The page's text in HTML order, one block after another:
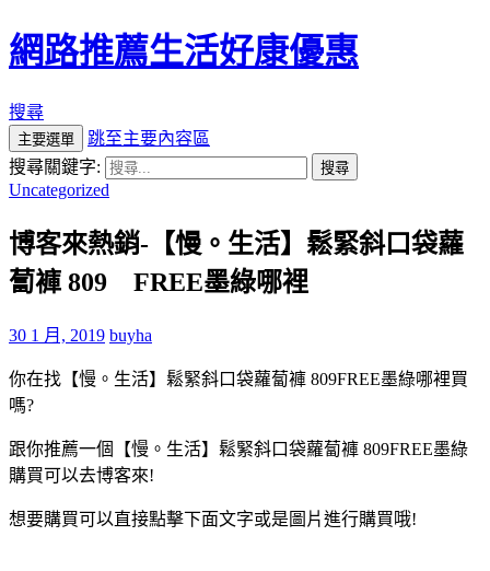
網路推薦生活好康優惠
搜尋
主要選單
跳至主要內容區
搜尋關鍵字:
Uncategorized
博客來熱銷-【慢。生活】鬆緊斜口袋蘿
蔔褲 809 FREE墨綠哪裡
30 1 月, 2019 buyha
你在找【慢。生活】鬆緊斜口袋蘿蔔褲 809FREE墨綠哪裡買
嗎?
跟你推薦一個【慢。生活】鬆緊斜口袋蘿蔔褲 809FREE墨綠
購買可以去博客來!
想要購買可以直接點擊下面文字或是圖片進行購買哦!